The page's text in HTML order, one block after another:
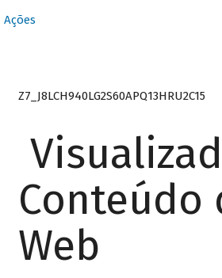
Ações
Z7_J8LCH940LG2S60APQ13HRU2C15
Conteúdo
Web